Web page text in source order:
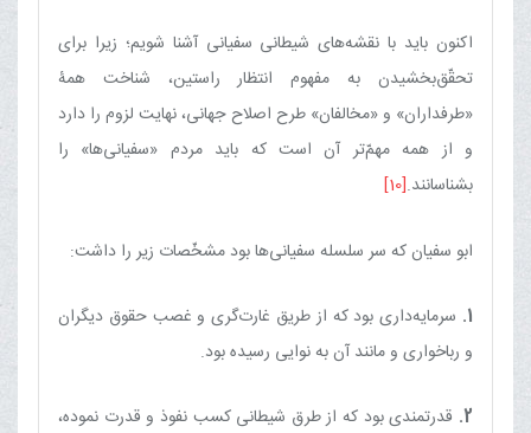
اکنون باید با نقشه‌های شیطانی سفیانی آشنا شویم؛ زیرا برای
تحقّق‌بخشیدن به مفهوم انتظار راستین، شناخت همۀ
«طرفداران» و «مخالفان» طرح اصلاح جهانی، نهایت لزوم را دارد
و از همه مهمّ‌تر آن است که باید مردم «سفیانی‌ها» را
بشناسانند.[10]
ابو سفیان که سر سلسله سفیانی‌ها بود مشخّصات زیر را داشت:
1. سرمایه‌داری بود که از طریق غارت‌گری و غصب حقوق دیگران
و رباخواری و مانند آن به نوایی رسیده بود.
2. قدرتمندی بود که از طرق شیطانی کسب نفوذ و قدرت نموده،